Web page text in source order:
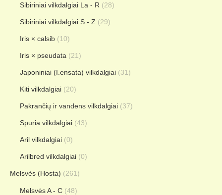
Sibiriniai vilkdalgiai La - R (28)
Sibiriniai vilkdalgiai S - Z (29)
Iris × calsib (10)
Iris × pseudata (21)
Japoniniai (I.ensata) vilkdalgiai (31)
Kiti vilkdalgiai (20)
Pakrančių ir vandens vilkdalgiai (37)
Spuria vilkdalgiai (43)
Aril vilkdalgiai (0)
Arilbred vilkdalgiai (0)
Melsvės (Hosta) (261)
Melsvės A - C (48)